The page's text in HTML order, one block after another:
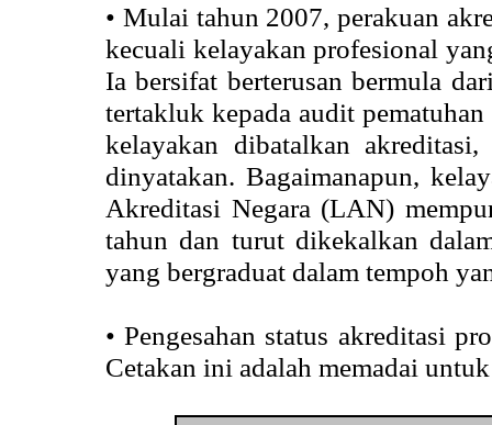
• Mulai tahun 2007, perakuan
kecuali kelayakan profesional
Ia bersifat berterusan bermula
tertakluk kepada audit
kelayakan dibatalkan
dinyatakan. Bagaimanapun,
Akreditasi Negara (LAN)
tahun dan turut dikekalkan
yang bergraduat dalam tempoh
• Pengesahan status akreditasi
Cetakan ini adalah memadai